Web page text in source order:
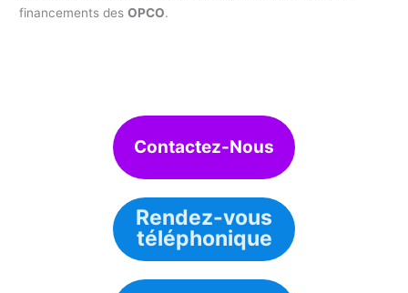
financements desOPCO.
Contactez-Nous
Rendez-vous
téléphonique